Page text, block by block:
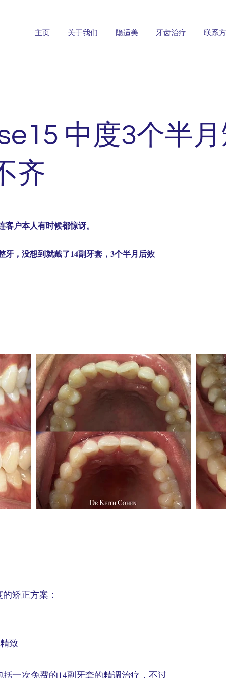
主页 关于我们 隐适美 牙齿治疗 联系
中度3个半
齐
户本人有时候都惊讶。
，没想到就戴了14副牙套，3个半月后效
矫正方案：
致
一次免费的14副牙套的精调治疗，不过